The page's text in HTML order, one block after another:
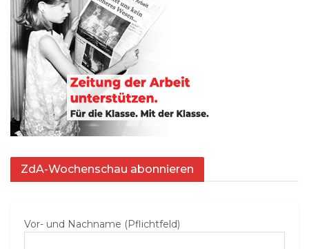
ZdA-Wochenschau abonnieren
Vor- und Nachname (Pflichtfeld)